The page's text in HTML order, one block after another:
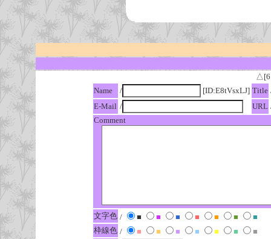
Name
/ [ID:E8tVsxLJ] Title
E-Mail / URL
Comment
文字色 / ■ ■ ■ ■ ■ ■
■
枠線色 / ■ ■ ■ ■ ■ ■
■